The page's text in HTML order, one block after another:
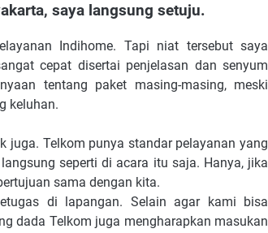
saya langsung setuju.
Indihome. Tapi niat tersebut saya
cepat disertai penjelasan dan senyum
tentang paket masing-masing, meski
keluhan.
juga. Telkom punya standar pelayanan yang
seperti di acara itu saja. Hanya, jika
sama dengan kita.
di lapangan. Selain agar kami bisa
dada Telkom juga mengharapkan masukan